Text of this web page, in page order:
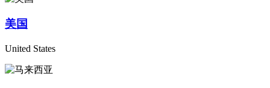
美国
United States